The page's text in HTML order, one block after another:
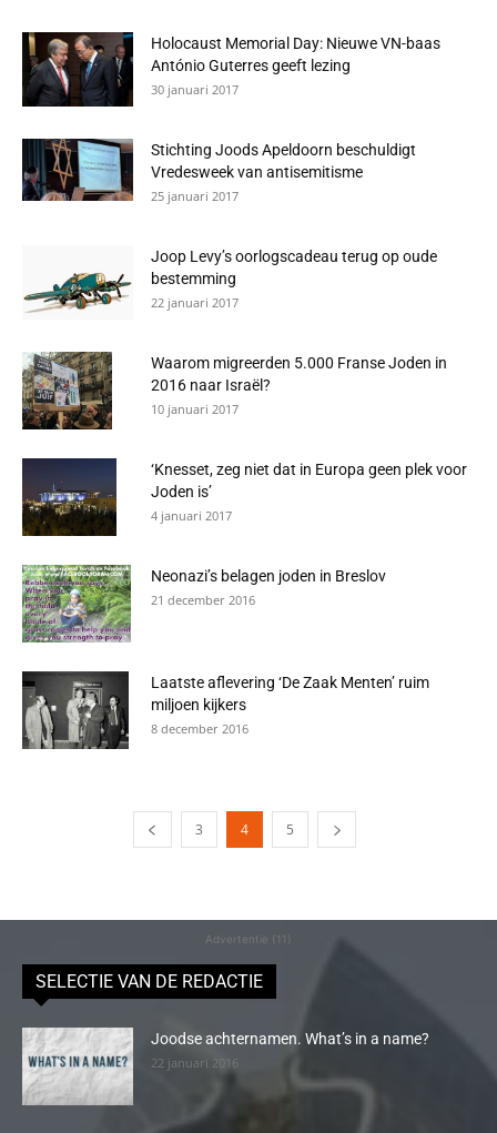
Holocaust Memorial Day: Nieuwe VN-baas
António Guterres geeft lezing
30 januari 2017
Stichting Joods Apeldoorn beschuldigt
Vredesweek van antisemitisme
25 januari 2017
Joop Levy’s oorlogscadeau terug op oude
bestemming
22 januari 2017
Waarom migreerden 5.000 Franse Joden in
2016 naar Israël?
10 januari 2017
‘Knesset, zeg niet dat in Europa geen plek voor
Joden is’
4 januari 2017
Neonazi’s belagen joden in Breslov
21 december 2016
Laatste aflevering ‘De Zaak Menten’ ruim
miljoen kijkers
8 december 2016
3 4 5
Advertentie (11)
SELECTIE VAN DE REDACTIE
Joodse achternamen. What’s in a name?
22 januari 2016